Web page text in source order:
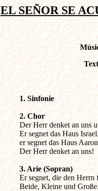
EL SEÑOR SE
1. Sinfonie
2. Chor
Der Herr denket an uns
Er segnet das Haus Israel,
er segnet das Haus
Der Herr denket an uns!
3. Arie (Sopran)
Er segnet, die den Herrn
Beide, Kleine und Große.